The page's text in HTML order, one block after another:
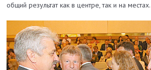
общий ре­зультат как в центре, так и на местах.